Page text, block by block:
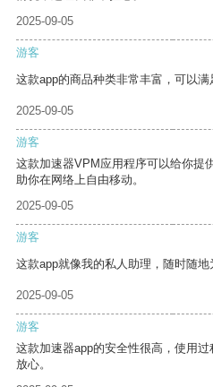
2025-09-05
游客
这款app的商品种类非常丰富，可以满
2025-09-05
游客
这款加速器VPM应用程序可以给你提
助你在网络上自由移动。
2025-09-05
游客
这款app就像我的私人助理，随时随地
2025-09-05
游客
这款加速器app的安全性很高，使用
放心。